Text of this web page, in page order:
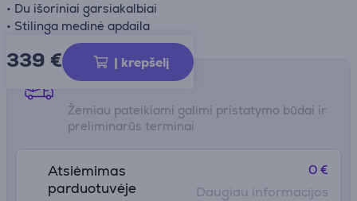
• Du išoriniai garsiakalbiai
• Stilinga medinė apdaila
339 € Į krepšelį
Pristatymo būdai
Žemiau pateikiami galimi pristatymo būdai ir
preliminarūs terminai
Atsiėmimas
parduotuvėje
0 €
Daugiau informacijos